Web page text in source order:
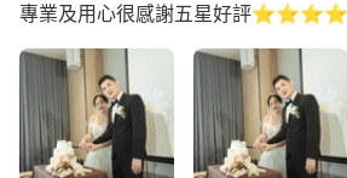
專業及用心很感謝五星好評